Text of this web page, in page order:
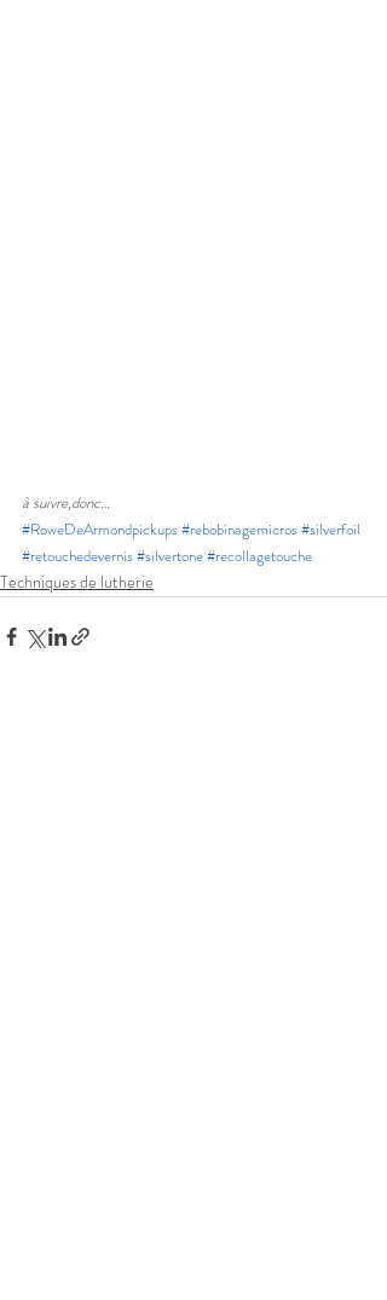
à suivre,donc…
#RoweDeArmondpickups#rebobinagemicros#silverfoil
#retouchedevernis#silvertone#recollagetouche
Techniques de lutherie